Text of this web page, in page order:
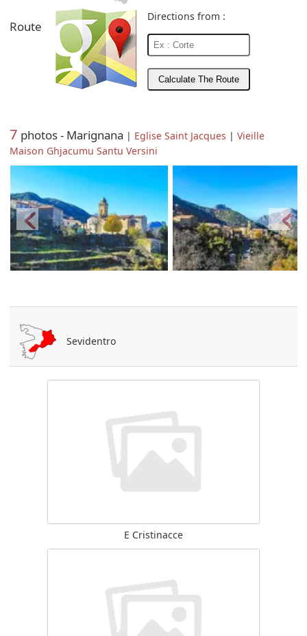
Route
Directions from :
7 photos - Marignana | Eglise Saint Jacques |Vieille
Maison Ghjacumu Santu Versini
Sevidentro
E Cristinacce